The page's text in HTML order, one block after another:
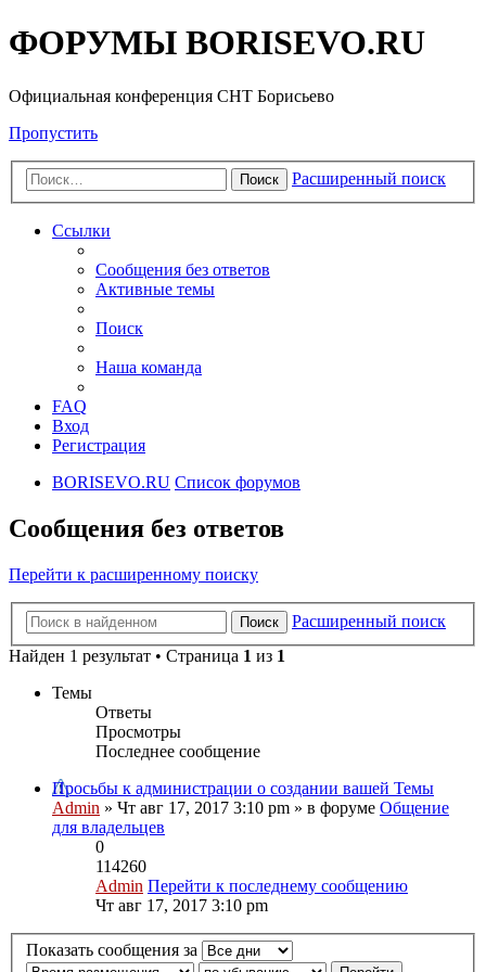
ФОРУМЫ BORISEVO.RU
Официальная конференция СНТ Борисьево
Пропустить
Поиск Расширенный поиск
Ссылки
Сообщения без ответов
Активные темы
Поиск
Наша команда
FAQ
Вход
Регистрация
BORISEVO.RU Список форумов
Сообщения без ответов
Перейти к расширенному поиску
Поиск
Расширенный поиск
Найден 1 результат • Страница 1 из 1
Темы
Ответы
Просмотры
Последнее сообщение
Просьбы к администрации о создании вашей Темы
Admin » Чт авг 17, 2017 3:10 pm » в форуме Общение
для владельцев
0
114260
Admin Перейти к последнему сообщению
Чт авг 17, 2017 3:10 pm
Показать сообщения за